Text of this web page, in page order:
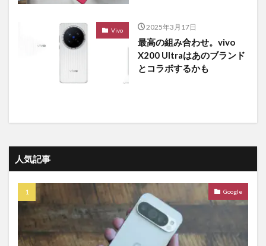
Vivo 2025年3月17日
最高の組み合わせ。vivo
X200 Ultraはあのブランド
とコラボするかも
人気記事
Google